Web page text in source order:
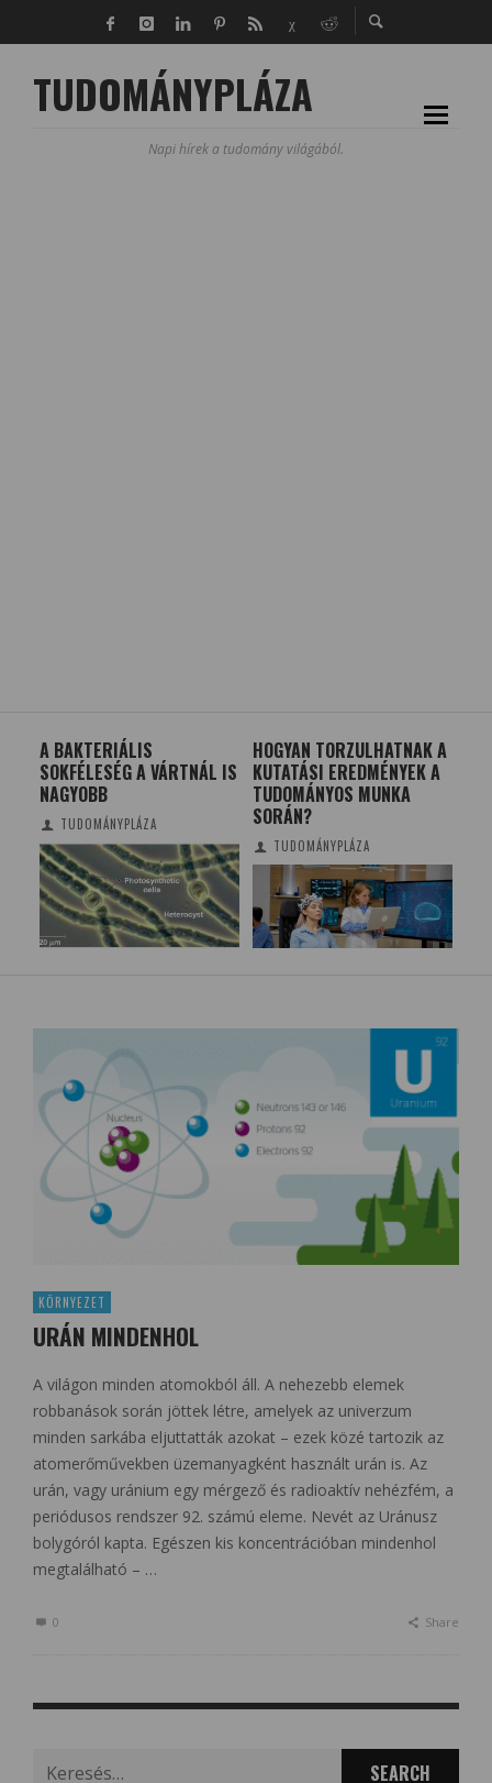
TUDOMÁNYPLÁZA
Napi hírek a tudomány világából.
A BAKTERIÁLIS
SOKFÉLESÉG A VÁRTNÁL IS
NAGYOBB
TUDOMÁNYPLÁZA
HOGYAN TORZULHATNAK A
KUTATÁSI EREDMÉNYEK A
TUDOMÁNYOS MUNKA
SORÁN?
TUDOMÁNYPLÁZA
KÖRNYEZET
URÁN MINDENHOL
A világon minden atomokból áll. A nehezebb elemek
robbanások során jöttek létre, amelyek az univerzum
minden sarkába eljuttatták azokat – ezek közé tartozik az
atomerőművekben üzemanyagként használt urán is. Az
urán, vagy uránium egy mérgező és radioaktív nehézfém, a
periódusos rendszer 92. számú eleme. Nevét az Uránusz
bolygóról kapta. Egészen kis koncentrációban mindenhol
megtalálható – …
0 Share